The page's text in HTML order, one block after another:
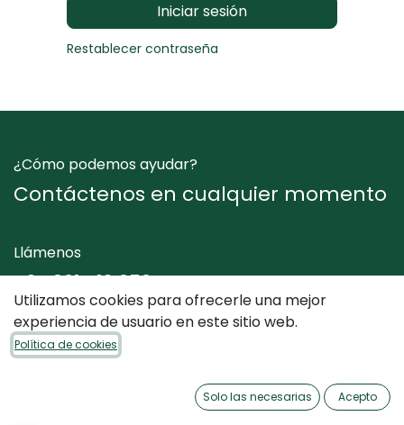
Iniciar sesión
Restablecer contraseña
¿Cómo podemos ayudar?
Contáctenos en cualquier momento
Llámenos
+34 961 412 050
Envíenos un mensaje
Utilizamos cookies para ofrecerle una mejor
experiencia de usuario en este sitio web.
Política de cookies
Solo las necesarias Acepto